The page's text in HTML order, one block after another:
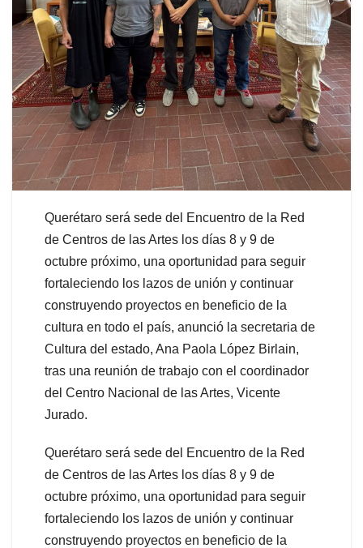
Querétaro será sede del Encuentro de la Red
de Centros de las Artes los días 8 y 9 de
octubre próximo, una oportunidad para seguir
fortaleciendo los lazos de unión y continuar
construyendo proyectos en beneficio de la
cultura en todo el país, anunció la secretaria de
Cultura del estado, Ana Paola López Birlain,
tras una reunión de trabajo con el coordinador
del Centro Nacional de las Artes, Vicente
Jurado.
Querétaro será sede del Encuentro de la Red
de Centros de las Artes los días 8 y 9 de
octubre próximo, una oportunidad para seguir
fortaleciendo los lazos de unión y continuar
construyendo proyectos en beneficio de la